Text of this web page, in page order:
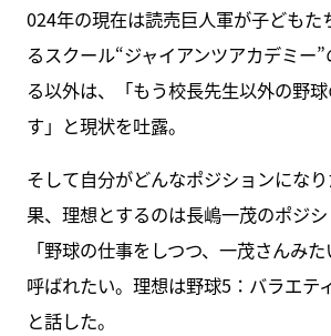
024年の現在は読売巨人軍が子どもた
るスクール“ジャイアンツアカデミー
る以外は、「もう校長先生以外の野
す」と現状を吐露。
そして自分がどんなポジションにな
果、理想とするのは長嶋一茂のポジシ
「野球の仕事をしつつ、一茂さんみ
呼ばれたい。理想は野球5：バラエテ
と話した。